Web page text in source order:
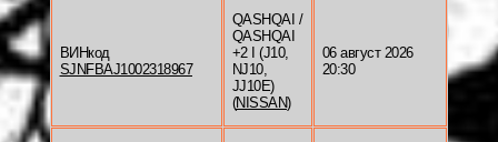
ВИНкод
SJNFBAJ1002318967
QASHQAI /
QASHQAI
+2 I (J10,
NJ10,
JJ10E)
(NISSAN)
06 август 2026
20:30